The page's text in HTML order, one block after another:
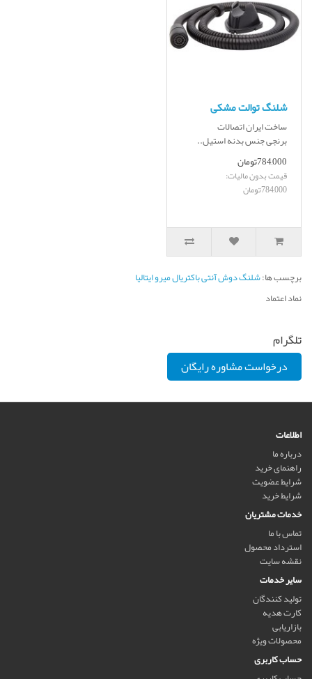
شلنگ توالت مشکی
ساخت ایران اتصالات
برنجی جنس بدنه استیل..
784,000تومان
قیمت بدون مالیات:
784,000تومان
برچسب ها:شلنگ دوش آنتی باکتریال میرو ایتالیا
نماد اعتماد
تلگرام
درخواست مشاوره رایگان
اطلاعات
درباره ما
راهنمای خرید
شرایط عضویت
شرایط خرید
خدمات مشتریان
تماس با ما
استرداد محصول
نقشه سایت
سایر خدمات
تولید کنندگان
کارت هدیه
بازاریابی
محصولات ویژه
حساب کاربری